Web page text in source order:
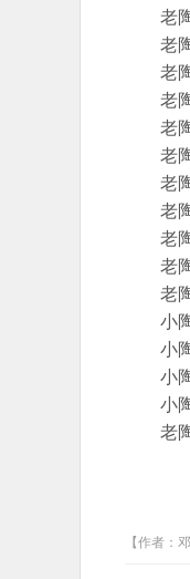
老陶
老陶
老陶
老陶
老陶
老陶
老陶
老陶
老陶
老陶
老陶
小陶
小陶
小陶
小陶
老陶
【作者：